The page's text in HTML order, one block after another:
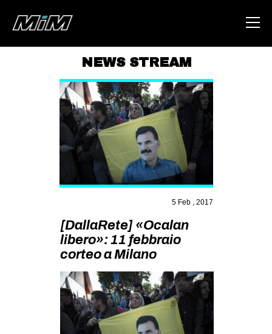
ABOUT
AREA
DEGENERAZIONE
GAZA FREESTYLE
STUDENTI TSUNAMI
ZAM
MILANO
MOBILITAZIONI
SPAZI
NEWS STREAM
5 Feb , 2017
[DallaRete] «Ocalan
libero»: 11 febbraio
corteo a Milano